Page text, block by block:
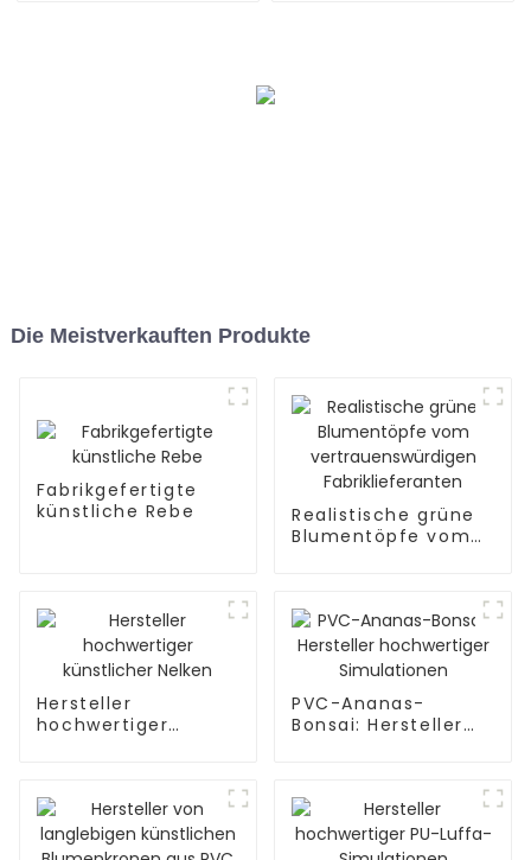
Die Meistverkauften Produkte
Fabrikgefertigte
künstliche Rebe
Realistische grüne
Blumentöpfe vom
Hersteller
hochwertiger
PVC-Ananas-
Bonsai: Hersteller